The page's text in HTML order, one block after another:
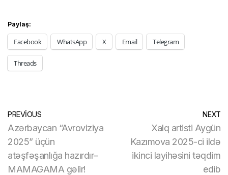
Paylaş:
Facebook WhatsApp X Email Telegram
Threads
PREVIOUS
Azərbaycan “Avroviziya
2025” üçün
atəşfəşanlığa hazırdır–
MAMAGAMA gəlir!
NEXT
Xalq artisti Aygün
Kazımova 2025-ci ildə
ikinci layihəsini təqdim
edib